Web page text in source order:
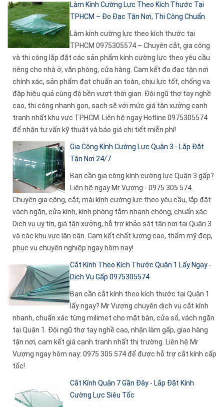
Làm Kính Cường Lực Theo Kích Thước Tại
TPHCM – Đo Đạc Tận Nơi, Thi Công Chuẩn
Làm kính cường lực theo kích thước tại
TPHCM 0975305574 – Chuyên cắt, gia công
và thi công lắp đặt các sản phẩm kính cường lực theo yêu cầu
riêng cho nhà ở, văn phòng, cửa hàng. Cam kết đo đạc tận nơi
chính xác, sản phẩm đạt chuẩn an toàn, chịu lực tốt, chống va
đập hiệu quả cùng độ bền vượt thời gian. Đội ngũ thợ tay nghề
cao, thi công nhanh gọn, sạch sẽ với mức giá tận xưởng cạnh
tranh nhất khu vực TPHCM. Liên hệ ngay Hotline 0975305574
để nhận tư vấn kỹ thuật và báo giá chi tiết miễn phí!
Gia Công Kính Cường Lực Quận 3 - Lắp Đặt
Tận Nơi 24/7
Bạn cần gia công kính cường lực Quận 3 gấp?
Liên hệ ngay Mr Vượng - 0975 305 574.
Chuyên gia công, cắt, mài kính cường lực theo yêu cầu, lắp đặt
vách ngăn, cửa kính, kính phòng tắm nhanh chóng, chuẩn xác.
Dịch vụ uy tín, giá tận xưởng, hỗ trợ khảo sát tận nơi tại Quận 3
và các khu vực lân cận. Cam kết chất lượng cao, thẩm mỹ đẹp,
phục vụ chuyên nghiệp ngay hôm nay!
Cắt Kính Theo Kích Thước Quận 1 Lấy Ngay -
Dịch Vụ Gấp 0975305574
Bạn cần cắt kính theo kích thước tại Quận 1
lấy ngay? Mr Vượng chuyên dịch vụ cắt kính
nhanh, chuẩn xác từng milimet cho mặt bàn, cửa sổ, vách ngăn
tại Quận 1. Đội ngũ thợ tay nghề cao, nhận làm gấp, giao hàng
tận nơi, cam kết giá cạnh tranh nhất thị trường. Liên hệ Mr
Vượng ngay hôm nay: 0975 305 574 để được hỗ trợ cắt kính cấp
tốc!
Cắt Kính Quận 7 Gần Đây - Lắp Đặt Kính
Cường Lực Siêu Tốc